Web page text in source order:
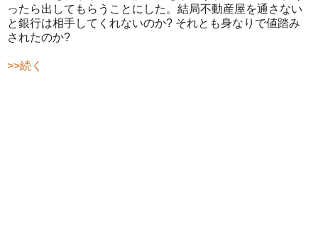
ったら出してもらうことにした。結局不動産屋を通さない
と銀行は相手してくれないのか? それとも身なりで値踏み
されたのか?
>>続く